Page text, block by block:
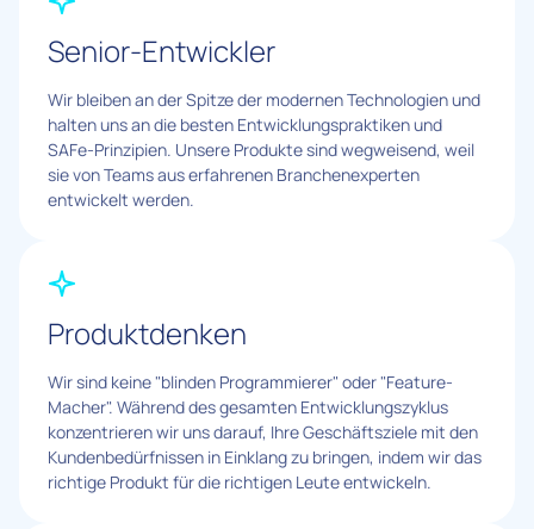
Senior-Entwickler
Wir bleiben an der Spitze der modernen Technologien und
halten uns an die besten Entwicklungspraktiken und
SAFe-Prinzipien. Unsere Produkte sind wegweisend, weil
sie von Teams aus erfahrenen Branchenexperten
entwickelt werden.
Produktdenken
Wir sind keine "blinden Programmierer" oder "Feature-
Macher". Während des gesamten Entwicklungszyklus
konzentrieren wir uns darauf, Ihre Geschäftsziele mit den
Kundenbedürfnissen in Einklang zu bringen, indem wir das
richtige Produkt für die richtigen Leute entwickeln.